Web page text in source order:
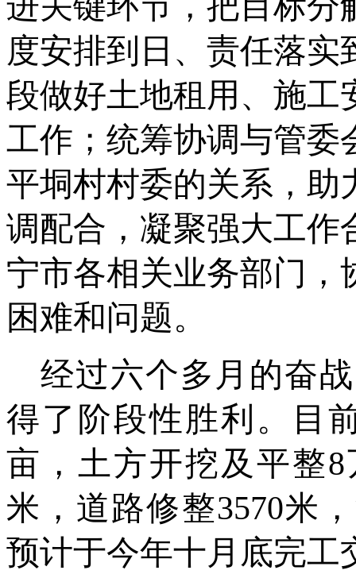
度安排到日、责任落
段做好土地租用、施工
工作；统筹协调与管委
平垌村村委的关系，助
调配合，凝聚强大工作
宁市各相关业务部门，
困难和问题。
经过六个多月的奋
得了阶段性胜利。目
亩，土方开挖及平整
米，道路修整3570米
预计于今年十月底完